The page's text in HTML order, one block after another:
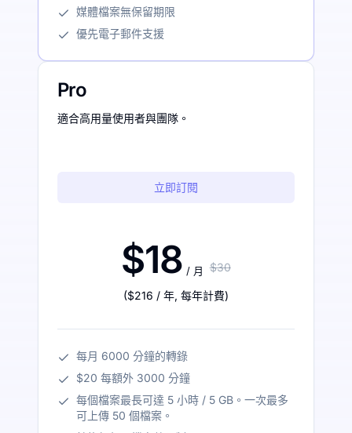
媒體檔案無保留期限
優先電子郵件支援
Pro
適合高用量使用者與團隊。
立即訂閱
$18 / 月 $30
($216 / 年, 每年計費)
每月 6000 分鐘的轉錄
$20 每額外 3000 分鐘
每個檔案最長可達 5 小時 / 5 GB。一次最多
可上傳 50 個檔案。